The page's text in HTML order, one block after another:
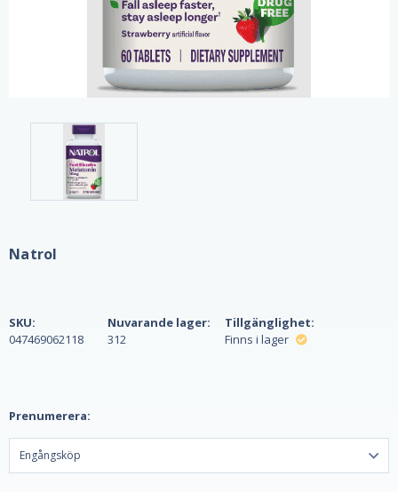
Natrol
SKU:
047469062118
Nuvarande lager:
312
Tillgänglighet:
Finns i lager
Prenumerera: